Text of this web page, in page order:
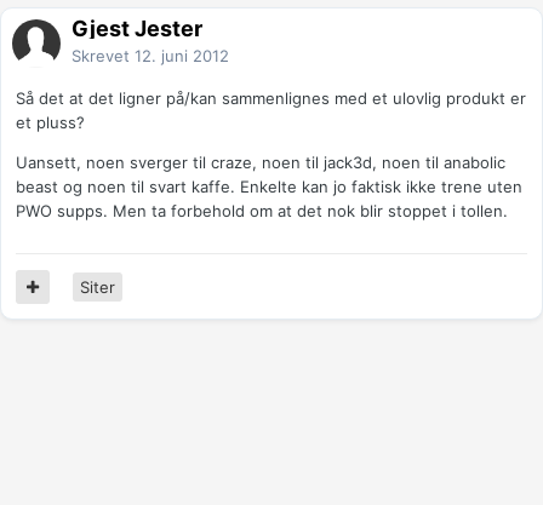
Gjest Jester
Skrevet 12. juni 2012
Så det at det ligner på/kan sammenlignes med et ulovlig produkt er
et pluss?
Uansett, noen sverger til craze, noen til jack3d, noen til anabolic
beast og noen til svart kaffe. Enkelte kan jo faktisk ikke trene uten
PWO supps. Men ta forbehold om at det nok blir stoppet i tollen.
Siter